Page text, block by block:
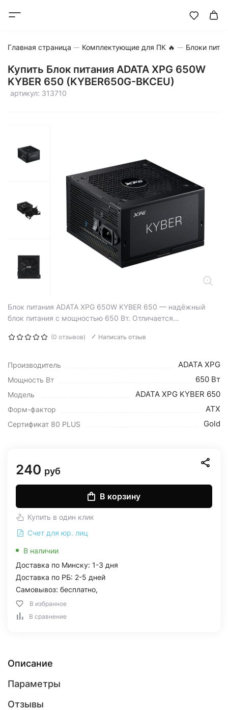
Главная страница Комплектующие для ПК 🔥 Блоки
Купить Блок питания ADATA XPG 650W
KYBER 650 (KYBER650G-BKCEU)
артикул: 313710
Блок питания ADATA XPG 650W KYBER 650 — надёжный
блок питания с мощностью 650 Вт. Отличается...
(0 отзывов) Написать отзыв
Производитель ADATA XPG
Мощность Вт 650 Вт
Модель ADATA XPG KYBER 650
Форм-фактор ATX
Сертификат 80 PLUS Gold
240 руб
В корзину
Купить в один клик
Счет для юр. лиц
В наличии
Доставка по Минску: 1-3 дня
Доставка по РБ: 2-5 дней
Самовывоз: бесплатно,
В избранное
В сравнение
Описание
Параметры
Отзывы